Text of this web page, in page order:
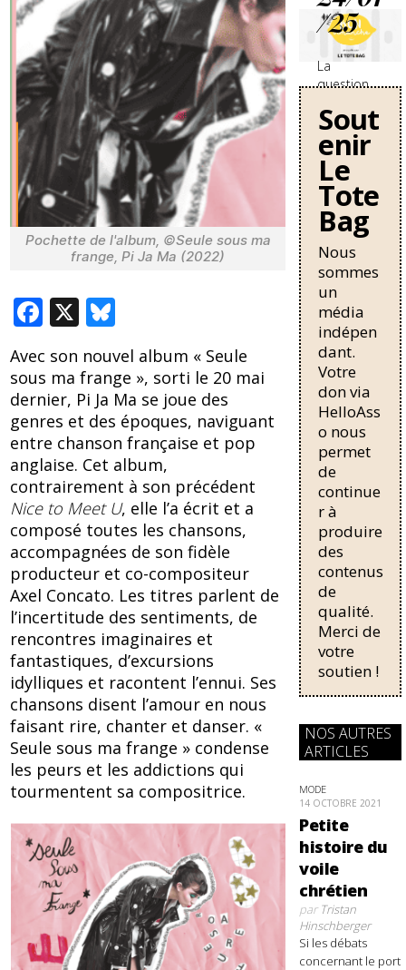
Pochette de l'album, ©Seule sous ma
frange, Pi Ja Ma (2022)
F
e
b
o
o
k
X
u
e
sk
y
Avec son nouvel album « Seule
sous ma frange », sorti le 20 mai
dernier, Pi Ja Ma se joue des
genres et des époques, naviguant
entre chanson française et pop
anglaise. Cet album,
contrairement à son précédent
Nice to Meet U, elle l’a écrit et a
composé toutes les chansons,
accompagnées de son fidèle
producteur et co-compositeur
Axel Concato. Les titres parlent de
l’incertitude des sentiments, de
rencontres imaginaires et
fantastiques, d’excursions
idylliques et racontent l’ennui. Ses
chansons disent l’amour en nous
faisant rire, chanter et danser. «
Seule sous ma frange » condense
les peurs et les addictions qui
tourmentent sa compositrice.
/25
La
question
travailleurs
sans-
papiers en
France se
durcit avec
une
nouvelle
circulaire
de Bruno
Retailleau
qui
pourrait
allonger la
durée de
résidence
nécessaire
pour une
régularisati
on,
passant de
trois...
Sout
enir
Le
Tote
Bag
Nous
sommes
un
média
indépen
dant.
Votre
don via
HelloAss
o nous
permet
de
continue
r à
produire
des
contenus
de
qualité.
Merci de
votre
soutien !
NOS AUTRES
ARTICLES
MODE
14 OCTOBRE 2021
Petite
histoire du
voile
chrétien
parTristan
Hinschberger
Si les débats
concernant le port